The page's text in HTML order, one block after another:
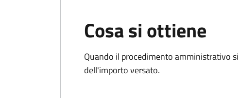
Cosa si ottiene
Quando il procedimento amministrativo
dell'importo versato.